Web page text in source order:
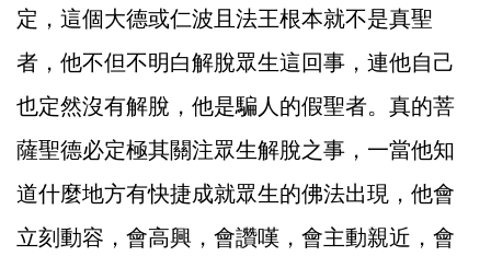
定，這個大德或仁波且法王根本就不是真聖
者，他不但不明白解脫眾生這回事，連他自己
也定然沒有解脫，他是騙人的假聖者。真的菩
薩聖德必定極其關注眾生解脫之事，一當他知
道什麼地方有快捷成就眾生的佛法出現，他會
立刻動容，會高興，會讚嘆，會主動親近，會